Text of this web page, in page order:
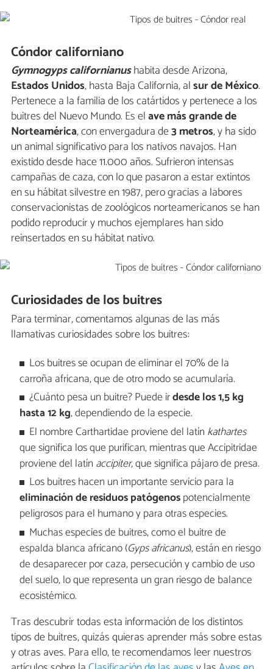
Cóndor californiano
Gymnogyps californianushabita desde Arizona,
Estados Unidos, hasta Baja California, alsur de México.
Pertenece a la familia de los catártidos y pertenece a los
buitres del Nuevo Mundo. Es elave más grande de
Norteamérica, con envergadura de3 metros, y ha sido
un animal significativo para los nativos navajos. Han
existido desde hace 11.000 años. Sufrieron intensas
campañas de caza, con lo que pasaron a estar extintos
en su hábitat silvestre en 1987, pero gracias a labores
conservacionistas de zoológicos norteamericanos se han
podido reproducir y muchos ejemplares han sido
reinsertados en su hábitat nativo.
Curiosidades de los buitres
Para terminar, comentamos algunas de las más
llamativas curiosidades sobre los buitres:
Los buitres se ocupan de eliminar el 70% de la
carroña africana, que de otro modo se acumularía.
¿Cuánto pesa un buitre? Puede irdesde los 1,5 kg
hasta 12 kg, dependiendo de la especie.
El nombre Carthartidae proviene del latín kathartes
que significa los que purifican, mientras que Accipitridae
proviene del latín accipiter,que significa pájaro de presa.
Los buitres hacen un importante servicio para la
eliminación de residuos patógenospotencialmente
peligrosos para el humano y para otras especies.
Muchas especies de buitres, como el buitre de
espalda blanca africano (Gyps africanus), están en riesgo
de desaparecer por caza, persecución y cambio de uso
del suelo, lo que representa un gran riesgo de balance
ecosistémico.
Tras descubrir todas esta información de los distintos
tipos de buitres, quizás quieras aprender más sobre estas
y otras aves. Para ello, te recomendamos leer nuestros